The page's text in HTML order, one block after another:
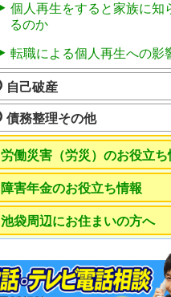
個人再生をすると家族に知
るのか
転職による個人再生への影
自己破産
債務整理その他
労働災害（労災）のお役立ち
障害年金のお役立ち情報
池袋周辺にお住まいの方へ